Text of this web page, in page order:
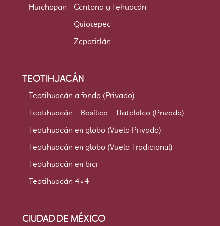
Huichapan Cantona y Tehuacán
Quiotepec
Zapotitlán
TEOTIHUACÁN
Teotihuacán a fondo (Privado)
Teotihuacán – Basílica – Tlatelolco (Privado)
Teotihuacán en globo (Vuelo Privado)
Teotihuacán en globo (Vuelo Tradicional)
Teotihuacán en bici
Teotihuacán 4×4
CIUDAD DE MÉXICO